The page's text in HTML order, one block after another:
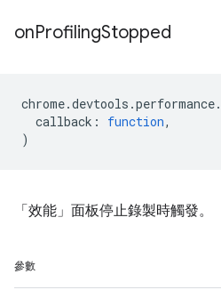
onProfilingStopped
chrome.devtools .performance.
callback : function,
)
「效能」面板停止錄製時觸發。
參數